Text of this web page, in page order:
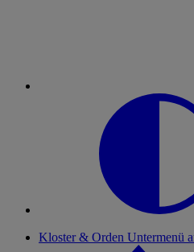
Kloster & Orden Untermenü